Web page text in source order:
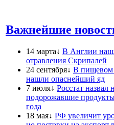
Важнейшие
14 марта↓ В Англии
отравления Скрипалей
24 сентября↓ В пищевом
нашли опаснейший яд
7 июля↓ Росстат назвал
подорожавшие
года
18 мая↓ РФ увеличит